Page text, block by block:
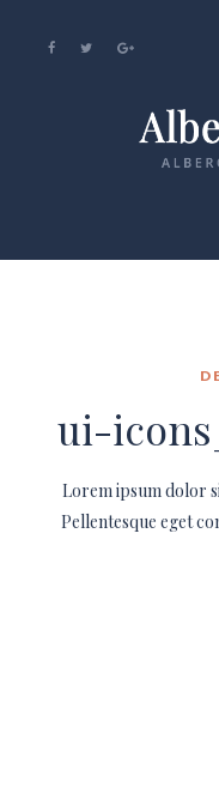
ui-
Lorem ipsum dolor
Pellentesque eget